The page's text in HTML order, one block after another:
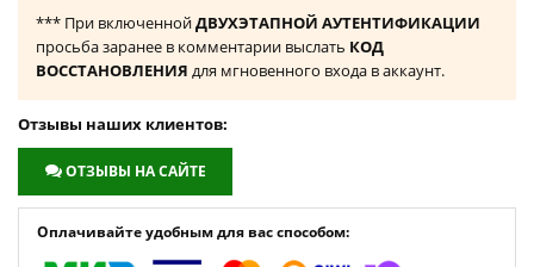
*** При включеннойДВУХЭТАПНОЙ АУТЕНТИФИКАЦИИ
просьба заранее в комментарии выслать КОД
ВОССТАНОВЛЕНИЯ для мгновенного входа в аккаунт.
Отзывы наших клиентов:
ОТЗЫВЫ НА САЙТЕ
Оплачивайте удобным для вас способом: